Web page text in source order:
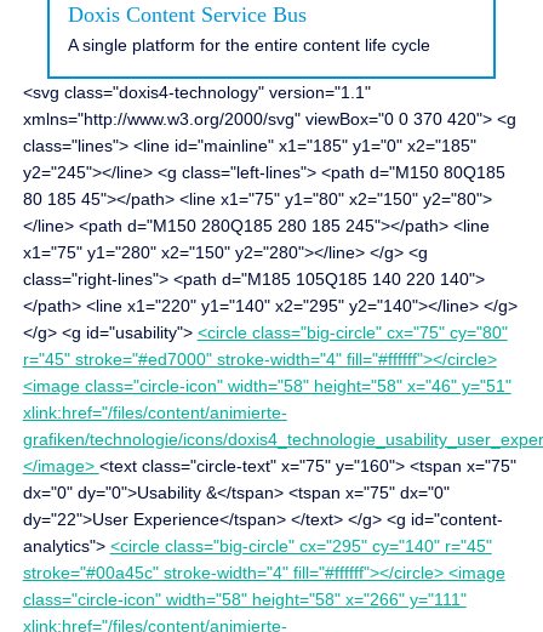
Doxis Content Service Bus
A single platform for the entire content life cycle
<svg class="doxis4-technology" version="1.1"
xmlns="http://www.w3.org/2000/svg" viewBox="0 0 370 420"> <g
class="lines"> <line id="mainline" x1="185" y1="0" x2="185"
y2="245"></line> <g class="left-lines"> <path d="M150 80Q185
80 185 45"></path> <line x1="75" y1="80" x2="150" y2="80">
</line> <path d="M150 280Q185 280 185 245"></path> <line
x1="75" y1="280" x2="150" y2="280"></line> </g> <g
class="right-lines"> <path d="M185 105Q185 140 220 140">
</path> <line x1="220" y1="140" x2="295" y2="140"></line> </g>
</g> <g id="usability"> <circle class="big-circle" cx="75" cy="80"
r="45" stroke="#ed7000" stroke-width="4" fill="#ffffff"></circle>
<image class="circle-icon" width="58" height="58" x="46" y="51"
xlink:href="/files/content/animierte-
grafiken/technologie/icons/
</image> <text class="circle-text" x="75" y="160"> <tspan x="75"
dx="0" dy="0">Usability &</tspan> <tspan x="75" dx="0"
dy="22">User Experience</tspan> </text> </g> <g id="content-
analytics"> <circle class="big-circle" cx="295" cy="140" r="45"
stroke="#00a45c" stroke-width="4" fill="#ffffff"></circle> <image
class="circle-icon" width="58" height="58" x="266" y="111"
xlink:href="/files/content/animierte-